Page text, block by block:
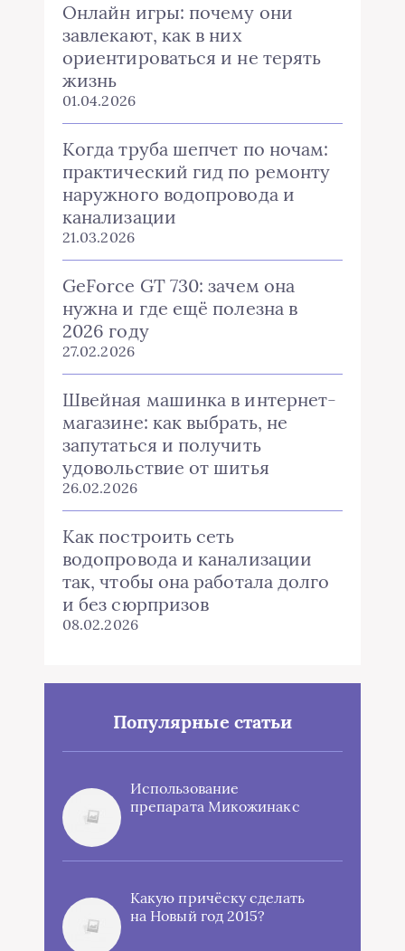
Онлайн игры: почему они
завлекают, как в них
ориентироваться и не терять
жизнь
01.04.2026
Когда труба шепчет по ночам:
практический гид по ремонту
наружного водопровода и
канализации
21.03.2026
GeForce GT 730: зачем она
нужна и где ещё полезна в
2026 году
27.02.2026
Швейная машинка в интернет-
магазине: как выбрать, не
запутаться и получить
удовольствие от шитья
26.02.2026
Как построить сеть
водопровода и канализации
так, чтобы она работала долго
и без сюрпризов
08.02.2026
Популярные статьи
Использование
препарата Микожинакс
Какую причёску сделать
на Новый год 2015?